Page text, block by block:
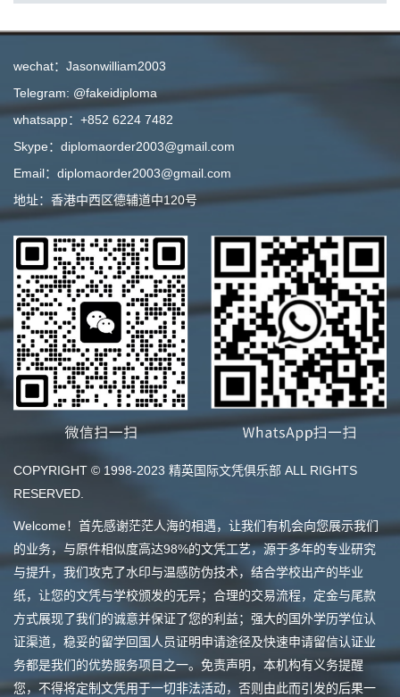
wechat：Jasonwilliam2003
Telegram: @fakeidiploma
whatsapp：+852 6224 7482
Skype：diplomaorder2003@gmail.com
Email：diplomaorder2003@gmail.com
地址：香港中西区德辅道中120号
COPYRIGHT © 1998-2023 精英国际文凭俱乐部 ALL RIGHTS
RESERVED.
Welcome！首先感谢茫茫人海的相遇，让我们有机会向您展示我们
的业务，与原件相似度高达98%的文凭工艺，源于多年的专业研究
与提升，我们攻克了水印与温感防伪技术，结合学校出产的毕业
纸，让您的文凭与学校颁发的无异；合理的交易流程，定金与尾款
方式展现了我们的诚意并保证了您的利益；强大的国外学历学位认
证渠道，稳妥的留学回国人员证明申请途径及快速申请留信认证业
务都是我们的优势服务项目之一。免责声明，本机构有义务提醒
您，不得将定制文凭用于一切非法活动，否则由此而引发的后果一